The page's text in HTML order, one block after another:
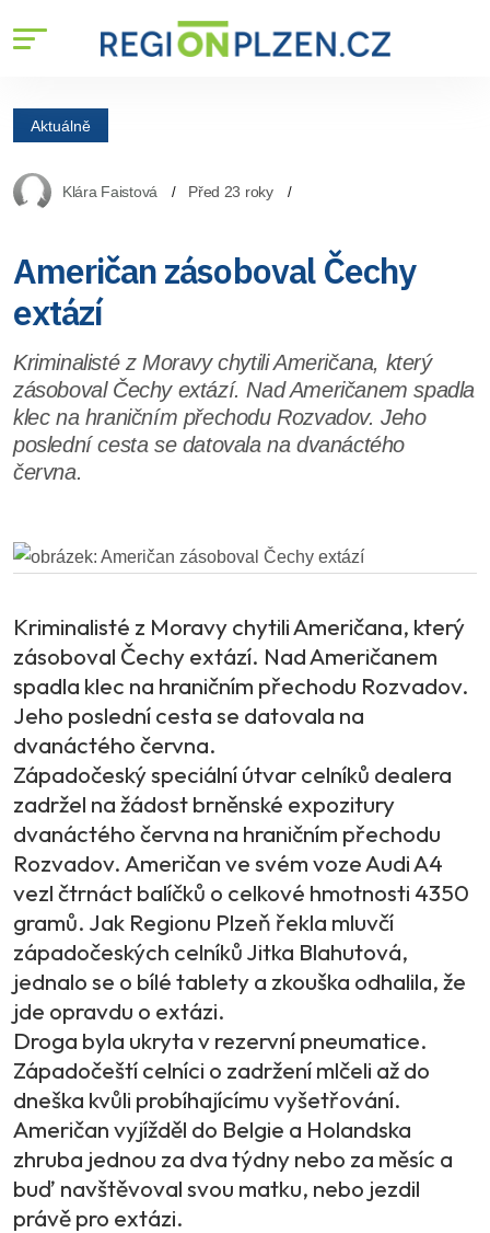
Aktuálně
Klára Faistová Před 23 roky
Američan zásoboval Čechy
extází
Kriminalisté z Moravy chytili Američana, který
zásoboval Čechy extází. Nad Američanem spadla
klec na hraničním přechodu Rozvadov. Jeho
poslední cesta se datovala na dvanáctého
června.
Kriminalisté z Moravy chytili Američana, který
zásoboval Čechy extází. Nad Američanem
spadla klec na hraničním přechodu Rozvadov.
Jeho poslední cesta se datovala na
dvanáctého června.
Západočeský speciální útvar celníků dealera
zadržel na žádost brněnské expozitury
dvanáctého června na hraničním přechodu
Rozvadov. Američan ve svém voze Audi A4
vezl čtrnáct balíčků o celkové hmotnosti 4350
gramů. Jak Regionu Plzeň řekla mluvčí
západočeských celníků Jitka Blahutová,
jednalo se o bílé tablety a zkouška odhalila, že
jde opravdu o extázi.
Droga byla ukryta v rezervní pneumatice.
Západočeští celníci o zadržení mlčeli až do
dneška kvůli probíhajícímu vyšetřování.
Američan vyjížděl do Belgie a Holandska
zhruba jednou za dva týdny nebo za měsíc a
buď navštěvoval svou matku, nebo jezdil
právě pro extázi.